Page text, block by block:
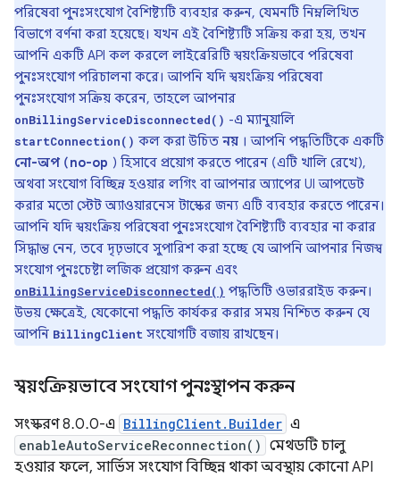
পরিষেবা পুনঃসংযোগ বৈশিষ্ট্যটি ব্যবহার করুন, যেমনটি নিম্নলিখিত
বিভাগে বর্ণনা করা হয়েছে। যখন এই বৈশিষ্ট্যটি সক্রিয় করা হয়, তখন
আপনি একটি API কল করলে লাইব্রেরিটি স্বয়ংক্রিয়ভাবে পরিষেবা
পুনঃসংযোগ পরিচালনা করে। আপনি যদি স্বয়ংক্রিয় পরিষেবা
পুনঃসংযোগ সক্রিয় করেন, তাহলে আপনার
onBillingServiceDisconnected() -এ ম্যানুয়ালি
startConnection() কল করা উচিত নয় । আপনি পদ্ধতিটিকে একটি
নো-অপ (no-op ) হিসাবে প্রয়োগ করতে পারেন (এটি খালি রেখে),
অথবা সংযোগ বিচ্ছিন্ন হওয়ার লগিং বা আপনার অ্যাপের UI আপডেট
করার মতো স্টেট অ্যাওয়ারনেস টাস্কের জন্য এটি ব্যবহার করতে পারেন।
আপনি যদি স্বয়ংক্রিয় পরিষেবা পুনঃসংযোগ বৈশিষ্ট্যটি ব্যবহার না করার
সিদ্ধান্ত নেন, তবে দৃঢ়ভাবে সুপারিশ করা হচ্ছে যে আপনি আপনার নিজস্ব
সংযোগ পুনঃচেষ্টা লজিক প্রয়োগ করুন এবং
onBillingServiceDisconnected() পদ্ধতিটি ওভাররাইড করুন।
উভয় ক্ষেত্রেই, যেকোনো পদ্ধতি কার্যকর করার সময় নিশ্চিত করুন যে
আপনি BillingClient সংযোগটি বজায় রাখছেন।
স্বয়ংক্রিয়ভাবে সংযোগ পুনঃস্থাপন করুন
সংস্করণ 8.0.0-এ BillingClient.Builder এ
enableAutoServiceReconnection() মেথডটি চালু
হওয়ার ফলে, সার্ভিস সংযোগ বিচ্ছিন্ন থাকা অবস্থায় কোনো API